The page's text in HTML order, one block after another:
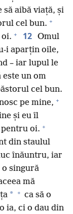
să aibă viață, și
cel bun. +
+ 12 Omul
i aparțin oile,
– iar lupul le
un om
cel bun.
pe mine, +
și eu îl
pentru oi. +
din staulul
înăuntru, iar
o singură
mă
* + ca să o
ia, ci o dau din